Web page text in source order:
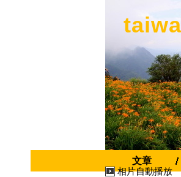
文章
相片自動播放